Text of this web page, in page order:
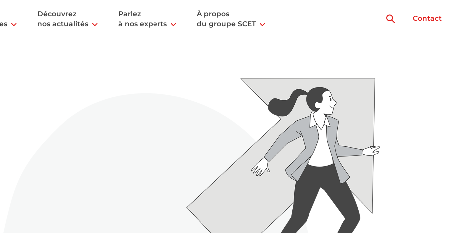
Découvrez
nos actualités
Parlez
à nos experts
À propos
du groupe SCET
Contact